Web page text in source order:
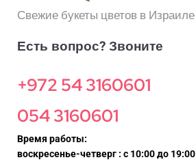
Свежие букеты цветов в Израиле
Есть вопрос? Звоните
+972 54 3160601
054 3160601
Время работы:
воскресенье-четверг : с 10:00 до 19:00